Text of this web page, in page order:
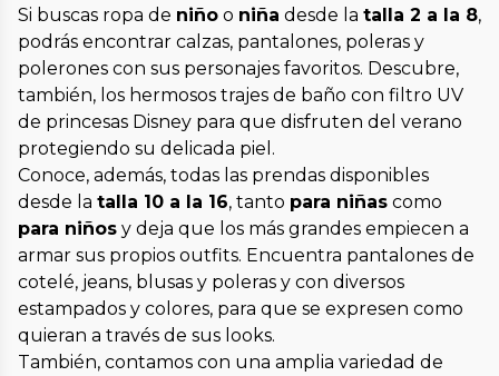
Si buscas ropa de niño o niña desde la talla 2 a la 8,
podrás encontrar calzas, pantalones, poleras y
polerones con sus personajes favoritos. Descubre,
también, los hermosos trajes de baño con filtro UV
de princesas Disney para que disfruten del verano
protegiendo su delicada piel.
Conoce, además, todas las prendas disponibles
desde la talla 10 a la 16, tanto para niñas como
para niños y deja que los más grandes empiecen a
armar sus propios outfits. Encuentra pantalones de
cotelé, jeans, blusas y poleras y con diversos
estampados y colores, para que se expresen como
quieran a través de sus looks.
También, contamos con una amplia variedad de